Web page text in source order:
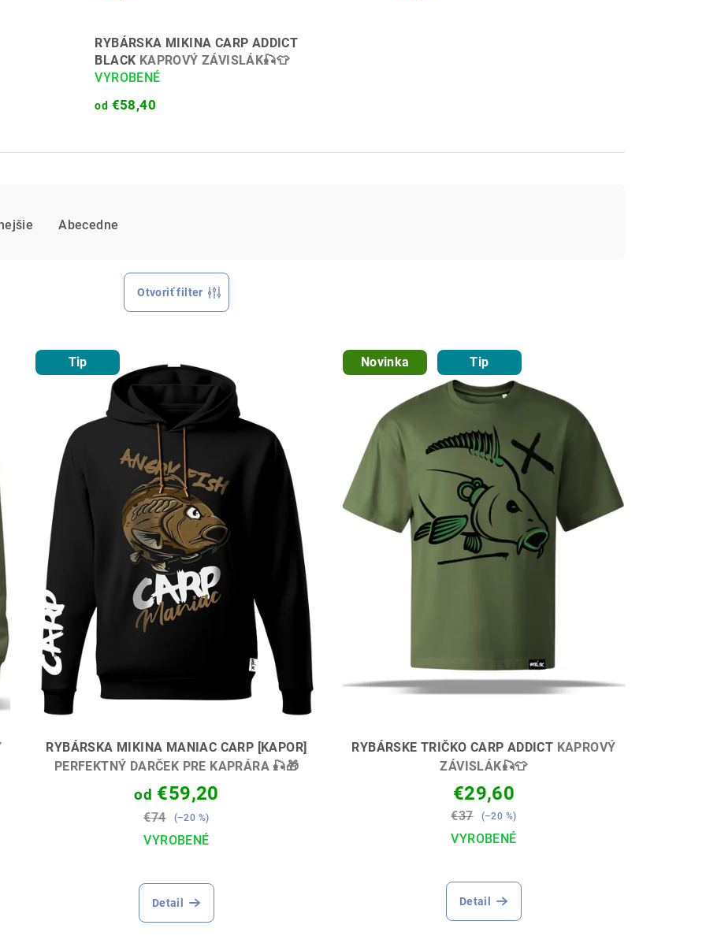
RYBÁRSKA MIKINA CARP ADDICT
BLACK KAPROVÝ ZÁVISLÁK🎣👕
VYROBENÉ
od €58,40
Abecedne
Otvoriť filter
Tip
RYBÁRSKA MIKINA MANIAC CARP [KAPOR]
PERFEKTNÝ DARČEK PRE KAPRÁRA 🎣🎁
od €59,20
€74 (–20 %)
VYROBENÉ
hodnotenie
produktu
je
Detail
Novinka Tip
RYBÁRSKE TRIČKO CARP ADDICT KAPROVÝ
ZÁVISLÁK🎣👕
€29,60
€37 (–20 %)
VYROBENÉ
hodnotenie
produktu
je
Detail